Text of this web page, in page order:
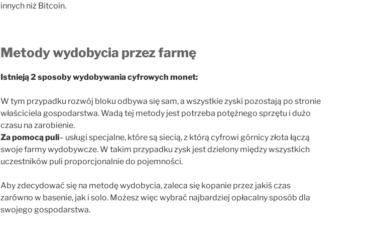
innych niż Bitcoin.
Metody wydobycia przez farmę
Istnieją 2 sposoby wydobywania cyfrowych monet:
W tym przypadku rozwój bloku odbywa się sam, a wszystkie zyski pozostają po stronie
właściciela gospodarstwa. Wadą tej metody jest potrzeba potężnego sprzętu i dużo
czasu na zarobienie.
Za pomocą puli– usługi specjalne, które są siecią, z którą cyfrowi górnicy złota łączą
swoje farmy wydobywcze. W takim przypadku zysk jest dzielony między wszystkich
uczestników puli proporcjonalnie do pojemności.
Aby zdecydować się na metodę wydobycia, zaleca się kopanie przez jakiś czas
zarówno w basenie, jak i solo. Możesz więc wybrać najbardziej opłacalny sposób dla
swojego gospodarstwa.